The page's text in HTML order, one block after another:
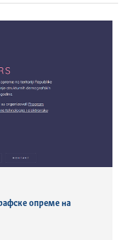
опреме на